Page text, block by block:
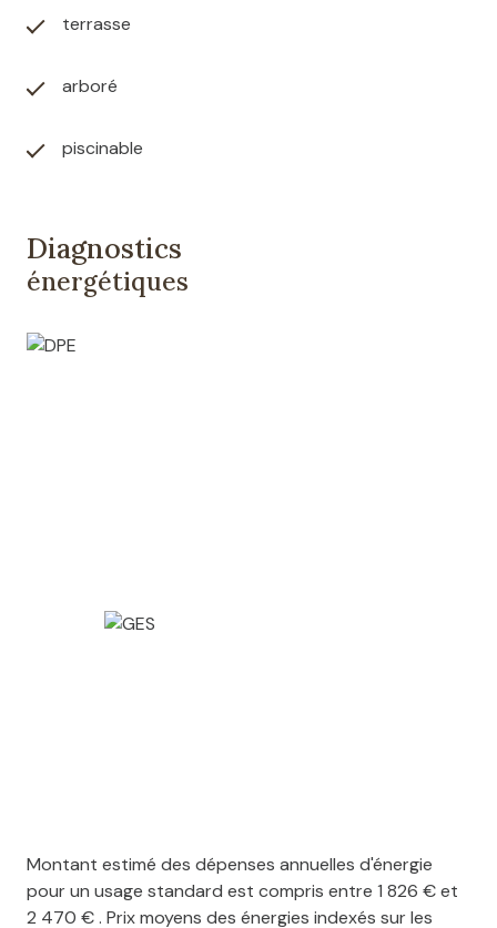
terrasse
arboré
piscinable
Diagnostics
énergétiques
Montant estimé des dépenses annuelles d'énergie
pour un usage standard est compris entre 1 826 € et
2 470 € . Prix moyens des énergies indexés sur les